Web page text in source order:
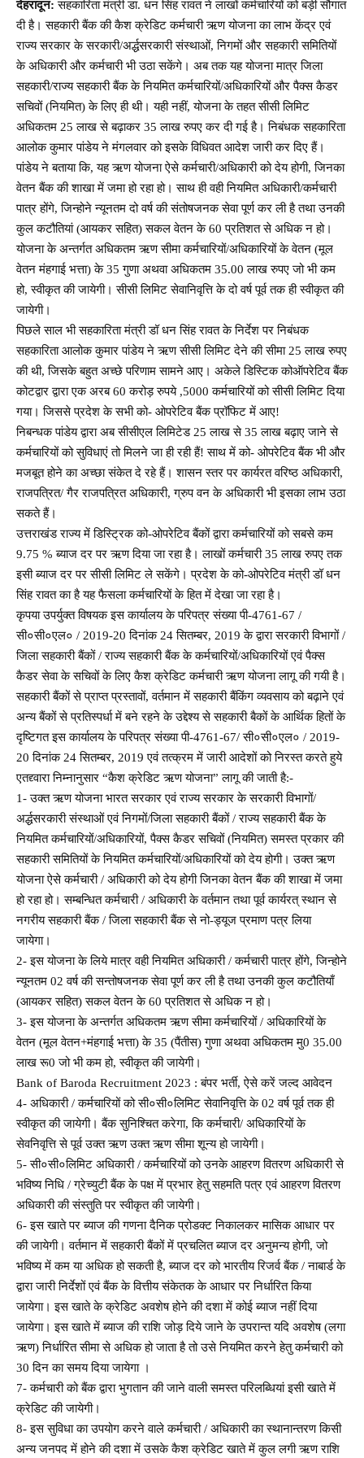
देहरादून: सहकारिता मंत्री डा. धन सिंह रावत ने लाखों कर्मचारियों को बड़ी सौगात
दी है। सहकारी बैंक की कैश क्रेडिट कर्मचारी ऋण योजना का लाभ केंद्र एवं
राज्य सरकार के सरकारी/अर्द्धसरकारी संस्थाओं, निगमों और सहकारी समितियों
के अधिकारी और कर्मचारी भी उठा सकेंगे। अब तक यह योजना मात्र जिला
सहकारी/राज्य सहकारी बैंक के नियमित कर्मचारियों/अधिकारियों और पैक्स कैडर
सचिवों (नियमित) के लिए ही थी। यही नहीं, योजना के तहत सीसी लिमिट
अधिकतम 25 लाख से बढ़ाकर 35 लाख रुपए कर दी गई है। निबंधक सहकारिता
आलोक कुमार पांडेय ने मंगलवार को इसके विधिवत आदेश जारी कर दिए हैं।
पांडेय ने बताया कि, यह ऋण योजना ऐसे कर्मचारी/अधिकारी को देय होगी, जिनका
वेतन बैंक की शाखा में जमा हो रहा हो। साथ ही वही नियमित अधिकारी/कर्मचारी
पात्र होंगे, जिन्होने न्यूनतम दो वर्ष की संतोषजनक सेवा पूर्ण कर ली है तथा उनकी
कुल कटौतियां (आयकर सहित) सकल वेतन के 60 प्रतिशत से अधिक न हो।
योजना के अन्तर्गत अधिकतम ऋण सीमा कर्मचारियों/अधिकारियों के वेतन (मूल
वेतन मंहगाई भत्ता) के 35 गुणा अथवा अधिकतम 35.00 लाख रुपए जो भी कम
हो, स्वीकृत की जायेगी। सीसी लिमिट सेवानिवृत्ति के दो वर्ष पूर्व तक ही स्वीकृत की
जायेगी।
पिछले साल भी सहकारिता मंत्री डॉ धन सिंह रावत के निर्देश पर निबंधक
सहकारिता आलोक कुमार पांडेय ने ऋण सीसी लिमिट देने की सीमा 25 लाख रुपए
की थी, जिसके बहुत अच्छे परिणाम सामने आए। अकेले डिस्टिक कोऑपरेटिव बैंक
कोटद्वार द्वारा एक अरब 60 करोड़ रुपये ,5000 कर्मचारियों को सीसी लिमिट दिया
गया। जिससे प्रदेश के सभी को- ओपरेटिव बैंक प्रॉफिट में आए!
निबन्धक पांडेय द्वारा अब सीसीएल लिमिटेड 25 लाख से 35 लाख बढ़ाए जाने से
कर्मचारियों को सुविधाएं तो मिलने जा ही रही हैं! साथ में को- ओपरेटिव बैंक भी और
मजबूत होने का अच्छा संकेत दे रहे हैं। शासन स्तर पर कार्यरत वरिष्ठ अधिकारी,
राजपत्रित/ गैर राजपत्रित अधिकारी, ग्रुप वन के अधिकारी भी इसका लाभ उठा
सकते हैं।
उत्तराखंड राज्य में डिस्ट्रिक को-ओपरेटिव बैंकों द्वारा कर्मचारियों को सबसे कम
9.75 % ब्याज दर पर ऋण दिया जा रहा है। लाखों कर्मचारी 35 लाख रुपए तक
इसी ब्याज दर पर सीसी लिमिट ले सकेंगे। प्रदेश के को-ओपरेटिव मंत्री डॉ धन
सिंह रावत का है यह फैसला कर्मचारियों के हित में देखा जा रहा है।
कृपया उपर्युक्त विषयक इस कार्यालय के परिपत्र संख्या पी-4761-67 /
सी०सी०एल० / 2019-20 दिनांक 24 सितम्बर, 2019 के द्वारा सरकारी विभागों /
जिला सहकारी बैंकों / राज्य सहकारी बैंक के कर्मचारियों/अधिकारियों एवं पैक्स
कैडर सेवा के सचिवों के लिए कैश क्रेडिट कर्मचारी ऋण योजना लागू की गयी है।
सहकारी बैंकों से प्राप्त प्रस्तावों, वर्तमान में सहकारी बैंकिंग व्यवसाय को बढ़ाने एवं
अन्य बैंकों से प्रतिस्पर्धा में बने रहने के उद्देश्य से सहकारी बैकों के आर्थिक हितों के
दृष्टिगत इस कार्यालय के परिपत्र संख्या पी-4761-67/ सी०सी०एल० / 2019-
20 दिनांक 24 सितम्बर, 2019 एवं तत्क्रम में जारी आदेशों को निरस्त करते हुये
एतद्द्वारा निम्नानुसार “कैश क्रेडिट ऋण योजना” लागू की जाती है:-
1- उक्त ऋण योजना भारत सरकार एवं राज्य सरकार के सरकारी विभागों/
अर्द्धसरकारी संस्थाओं एवं निगमों/जिला सहकारी बैंकों / राज्य सहकारी बैंक के
नियमित कर्मचारियों/अधिकारियों, पैक्स कैडर सचिवों (नियमित) समस्त प्रकार की
सहकारी समितियों के नियमित कर्मचारियों/अधिकारियों को देय होगी। उक्त ऋण
योजना ऐसे कर्मचारी / अधिकारी को देय होगी जिनका वेतन बैंक की शाखा में जमा
हो रहा हो। सम्बन्धित कर्मचारी / अधिकारी के वर्तमान तथा पूर्व कार्यरत् स्थान से
नगरीय सहकारी बैंक / जिला सहकारी बैंक से नो-ड्यूज प्रमाण पत्र लिया
जायेगा।
2- इस योजना के लिये मात्र वही नियमित अधिकारी / कर्मचारी पात्र होंगे, जिन्होने
न्यूनतम 02 वर्ष की सन्तोषजनक सेवा पूर्ण कर ली है तथा उनकी कुल कटौतियाँ
(आयकर सहित) सकल वेतन के 60 प्रतिशत से अधिक न हो।
3- इस योजना के अन्तर्गत अधिकतम ऋण सीमा कर्मचारियों / अधिकारियों के
वेतन (मूल वेतन+मंहगाई भत्ता) के 35 (पैंतीस) गुणा अथवा अधिकतम मु0 35.00
लाख रू0 जो भी कम हो, स्वीकृत की जायेगी।
Bank of Baroda Recruitment 2023 : बंपर भर्ती, ऐसे करें जल्द आवेदन
4- अधिकारी / कर्मचारियों को सी०सी०लिमिट सेवानिवृत्ति के 02 वर्ष पूर्व तक ही
स्वीकृत की जायेगी। बैंक सुनिश्चित करेगा, कि कर्मचारी/ अधिकारियों के
सेवनिवृत्ति से पूर्व उक्त ऋण उक्त ऋण सीमा शून्य हो जायेगी।
5- सी०सी०लिमिट अधिकारी / कर्मचारियों को उनके आहरण वितरण अधिकारी से
भविष्य निधि / ग्रेच्युटी बैंक के पक्ष में प्रभार हेतु सहमति पत्र एवं आहरण वितरण
अधिकारी की संस्तुति पर स्वीकृत की जायेगी।
6- इस खाते पर ब्याज की गणना दैनिक प्रोडक्ट निकालकर मासिक आधार पर
की जायेगी। वर्तमान में सहकारी बैंकों में प्रचलित ब्याज दर अनुमन्य होगी, जो
भविष्य में कम या अधिक हो सकती है, ब्याज दर को भारतीय रिजर्व बैंक / नाबार्ड के
द्वारा जारी निर्देशों एवं बैंक के वित्तीय संकेतक के आधार पर निर्धारित किया
जायेगा। इस खाते के क्रेडिट अवशेष होने की दशा में कोई ब्याज नहीं दिया
जायेगा। इस खाते में ब्याज की राशि जोड़ दिये जाने के उपरान्त यदि अवशेष (लगा
ऋण) निर्धारित सीमा से अधिक हो जाता है तो उसे नियमित करने हेतु कर्मचारी को
30 दिन का समय दिया जायेगा ।
7- कर्मचारी को बैंक द्वारा भुगतान की जाने वाली समस्त परिलब्धियां इसी खाते में
क्रेडिट की जायेगी।
8- इस सुविधा का उपयोग करने वाले कर्मचारी / अधिकारी का स्थानान्तरण किसी
अन्य जनपद में होने की दशा में उसके कैश क्रेडिट खाते में कुल लगी ऋण राशि